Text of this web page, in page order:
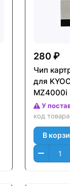
280 ₽
Чип
для
MZ4000i
стр.,
У
код
В